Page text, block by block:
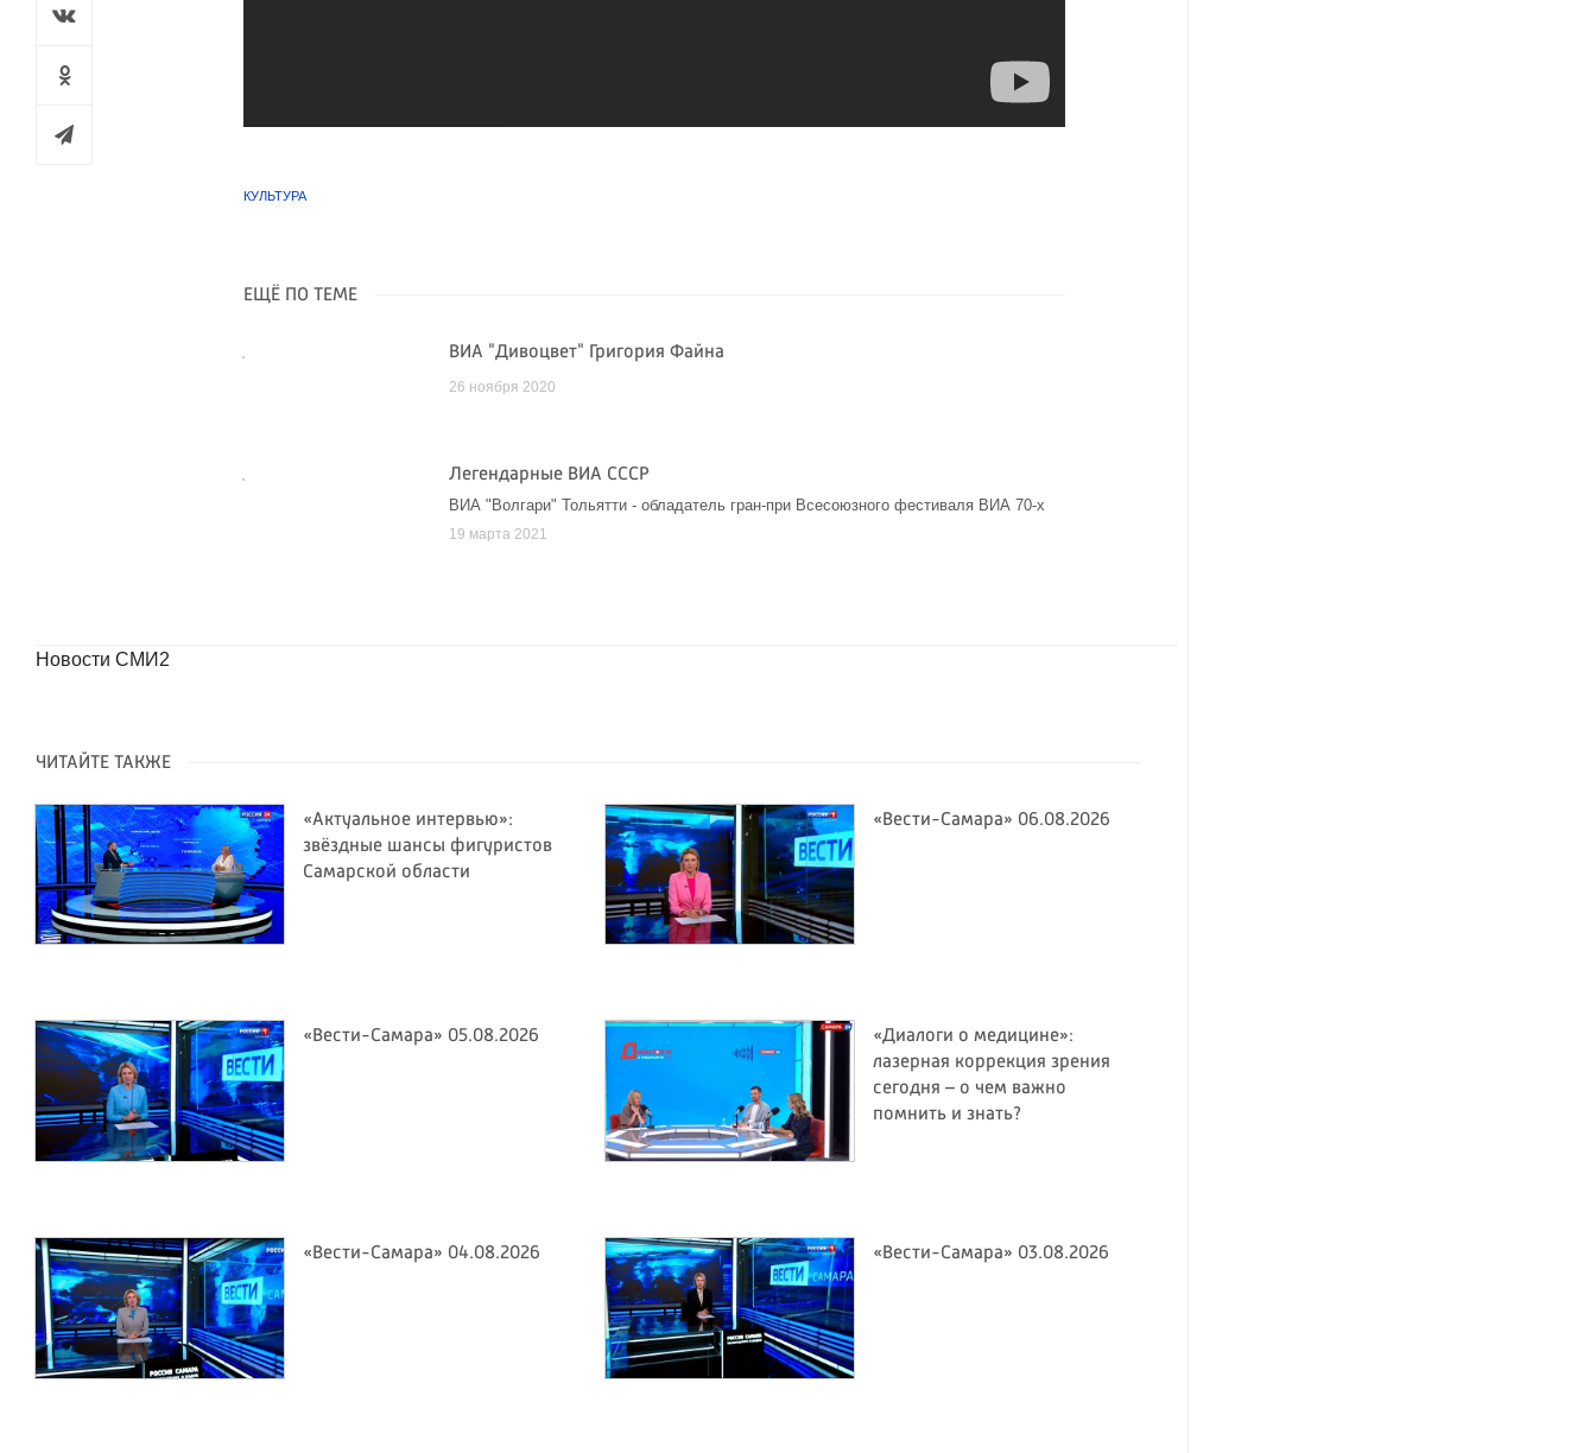
КУЛЬТУРА
ЕЩЁ ПО ТЕМЕ
ВИА "Дивоцвет" Григория Файна
26 ноября 2020
Легендарные ВИА СССР
ВИА "Волгари" Тольятти - обладатель гран-при Всесоюзного фестиваля ВИА 70-х
19 марта 2021
Новости СМИ2
ЧИТАЙТЕ ТАКЖЕ
«Актуальное интервью»:
звёздные шансы фигуристов
Самарской области
«Вести-Самара» 06.08.2026
«Вести-Самара» 05.08.2026
«Диалоги о медицине»:
лазерная коррекция зрения
сегодня – о чем важно
помнить и знать?
«Вести-Самара» 04.08.2026 «Вести-Самара» 03.08.2026